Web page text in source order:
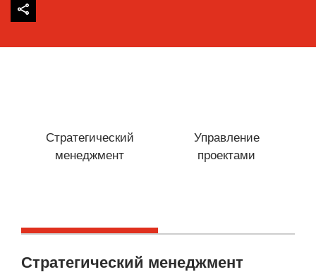
Стратегический
менеджмент
Управление
проектами
Стратегический менеджмент